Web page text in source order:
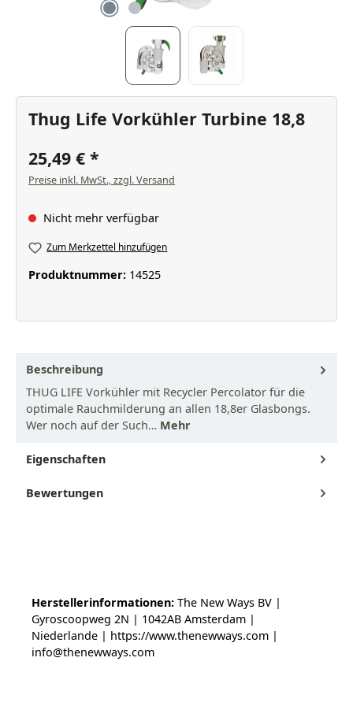
Thug Life Vorkühler Turbine 18,8
25,49 €
Preise inkl. MwSt., zzgl. Versand
Nicht mehr verfügbar
Zum Merkzettel hinzufügen
Produktnummer: 14525
Beschreibung
THUG LIFE Vorkühler mit Recycler Percolator für die
optimale Rauchmilderung an allen 18,8er Glasbongs.
Wer noch auf der Such… Mehr
Eigenschaften
Bewertungen
Herstellerinformationen: The New Ways BV |
Gyroscoopweg 2N | 1042AB Amsterdam |
Niederlande | https://www.thenewways.com |
info@thenewways.com